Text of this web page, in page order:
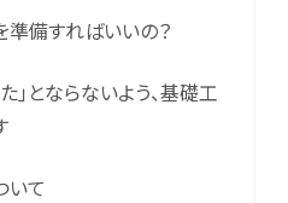
備すればいいの？
」とならないよう、基礎工
いて